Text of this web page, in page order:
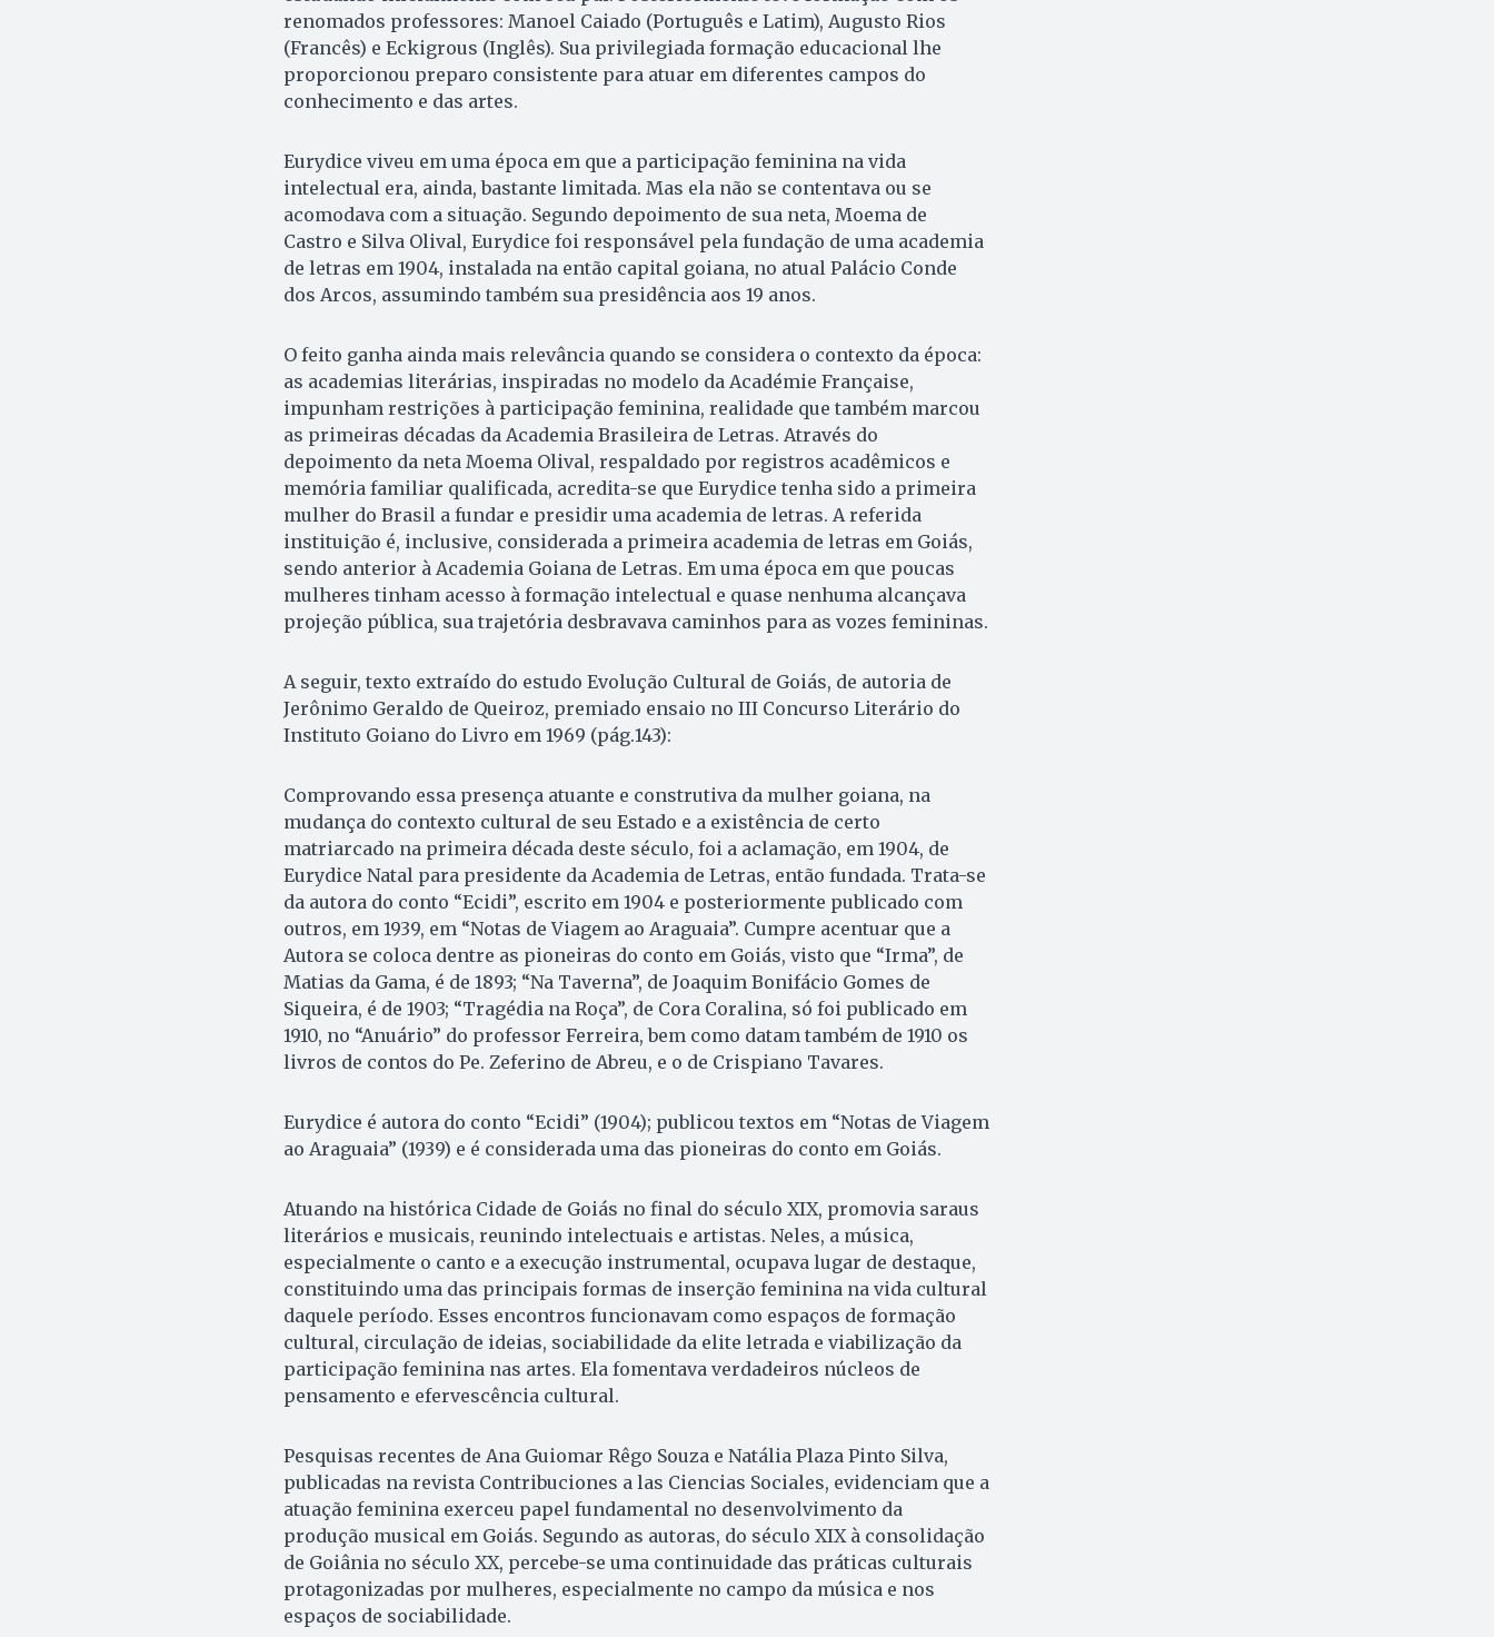
renomados professores: Manoel Caiado (Português e Latim), Augusto Rios
(Francês) e Eckigrous (Inglês). Sua privilegiada formação educacional lhe
proporcionou preparo consistente para atuar em diferentes campos do
conhecimento e das artes.
Eurydice viveu em uma época em que a participação feminina na vida
intelectual era, ainda, bastante limitada. Mas ela não se contentava ou se
acomodava com a situação. Segundo depoimento de sua neta, Moema de
Castro e Silva Olival, Eurydice foi responsável pela fundação de uma academia
de letras em 1904, instalada na então capital goiana, no atual Palácio Conde
dos Arcos, assumindo também sua presidência aos 19 anos.
O feito ganha ainda mais relevância quando se considera o contexto da época:
as academias literárias, inspiradas no modelo da Académie Française,
impunham restrições à participação feminina, realidade que também marcou
as primeiras décadas da Academia Brasileira de Letras. Através do
depoimento da neta Moema Olival, respaldado por registros acadêmicos e
memória familiar qualificada, acredita-se que Eurydice tenha sido a primeira
mulher do Brasil a fundar e presidir uma academia de letras. A referida
instituição é, inclusive, considerada a primeira academia de letras em Goiás,
sendo anterior à Academia Goiana de Letras. Em uma época em que poucas
mulheres tinham acesso à formação intelectual e quase nenhuma alcançava
projeção pública, sua trajetória desbravava caminhos para as vozes femininas.
A seguir, texto extraído do estudo Evolução Cultural de Goiás, de autoria de
Jerônimo Geraldo de Queiroz, premiado ensaio no III Concurso Literário do
Instituto Goiano do Livro em 1969 (pág.143):
Comprovando essa presença atuante e construtiva da mulher goiana, na
mudança do contexto cultural de seu Estado e a existência de certo
matriarcado na primeira década deste século, foi a aclamação, em 1904, de
Eurydice Natal para presidente da Academia de Letras, então fundada. Trata-se
da autora do conto “Ecidi”, escrito em 1904 e posteriormente publicado com
outros, em 1939, em “Notas de Viagem ao Araguaia”. Cumpre acentuar que a
Autora se coloca dentre as pioneiras do conto em Goiás, visto que “Irma”, de
Matias da Gama, é de 1893; “Na Taverna”, de Joaquim Bonifácio Gomes de
Siqueira, é de 1903; “Tragédia na Roça”, de Cora Coralina, só foi publicado em
1910, no “Anuário” do professor Ferreira, bem como datam também de 1910 os
livros de contos do Pe. Zeferino de Abreu, e o de Crispiano Tavares.
Eurydice é autora do conto “Ecidi” (1904); publicou textos em “Notas de Viagem
ao Araguaia” (1939) e é considerada uma das pioneiras do conto em Goiás.
Atuando na histórica Cidade de Goiás no final do século XIX, promovia saraus
literários e musicais, reunindo intelectuais e artistas. Neles, a música,
especialmente o canto e a execução instrumental, ocupava lugar de destaque,
constituindo uma das principais formas de inserção feminina na vida cultural
daquele período. Esses encontros funcionavam como espaços de formação
cultural, circulação de ideias, sociabilidade da elite letrada e viabilização da
participação feminina nas artes. Ela fomentava verdadeiros núcleos de
pensamento e efervescência cultural.
Pesquisas recentes de Ana Guiomar Rêgo Souza e Natália Plaza Pinto Silva,
publicadas na revista Contribuciones a las Ciencias Sociales, evidenciam que a
atuação feminina exerceu papel fundamental no desenvolvimento da
produção musical em Goiás. Segundo as autoras, do século XIX à consolidação
de Goiânia no século XX, percebe-se uma continuidade das práticas culturais
protagonizadas por mulheres, especialmente no campo da música e nos
espaços de sociabilidade.